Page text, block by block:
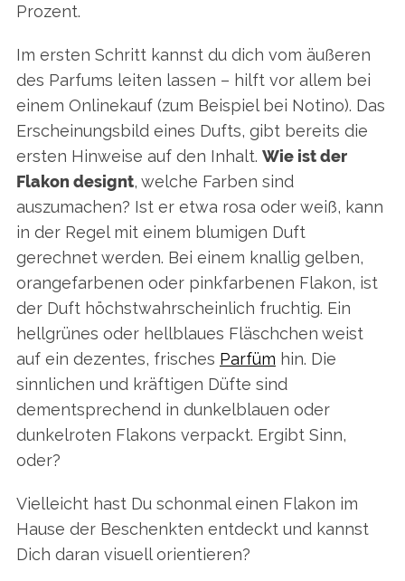
Prozent.
Im ersten Schritt kannst du dich vom äußeren
des Parfums leiten lassen – hilft vor allem bei
einem Onlinekauf (zum Beispiel bei Notino). Das
Erscheinungsbild eines Dufts, gibt bereits die
ersten Hinweise auf den Inhalt. Wie ist der
Flakon designt, welche Farben sind
auszumachen? Ist er etwa rosa oder weiß, kann
in der Regel mit einem blumigen Duft
gerechnet werden. Bei einem knallig gelben,
orangefarbenen oder pinkfarbenen Flakon, ist
der Duft höchstwahrscheinlich fruchtig. Ein
hellgrünes oder hellblaues Fläschchen weist
auf ein dezentes, frisches Parfüm hin. Die
sinnlichen und kräftigen Düfte sind
dementsprechend in dunkelblauen oder
dunkelroten Flakons verpackt. Ergibt Sinn,
oder?
Vielleicht hast Du schonmal einen Flakon im
Hause der Beschenkten entdeckt und kannst
Dich daran visuell orientieren?